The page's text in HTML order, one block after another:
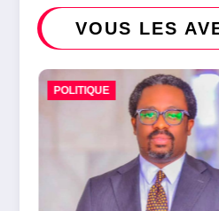
VOUS LES
POLITIQUE